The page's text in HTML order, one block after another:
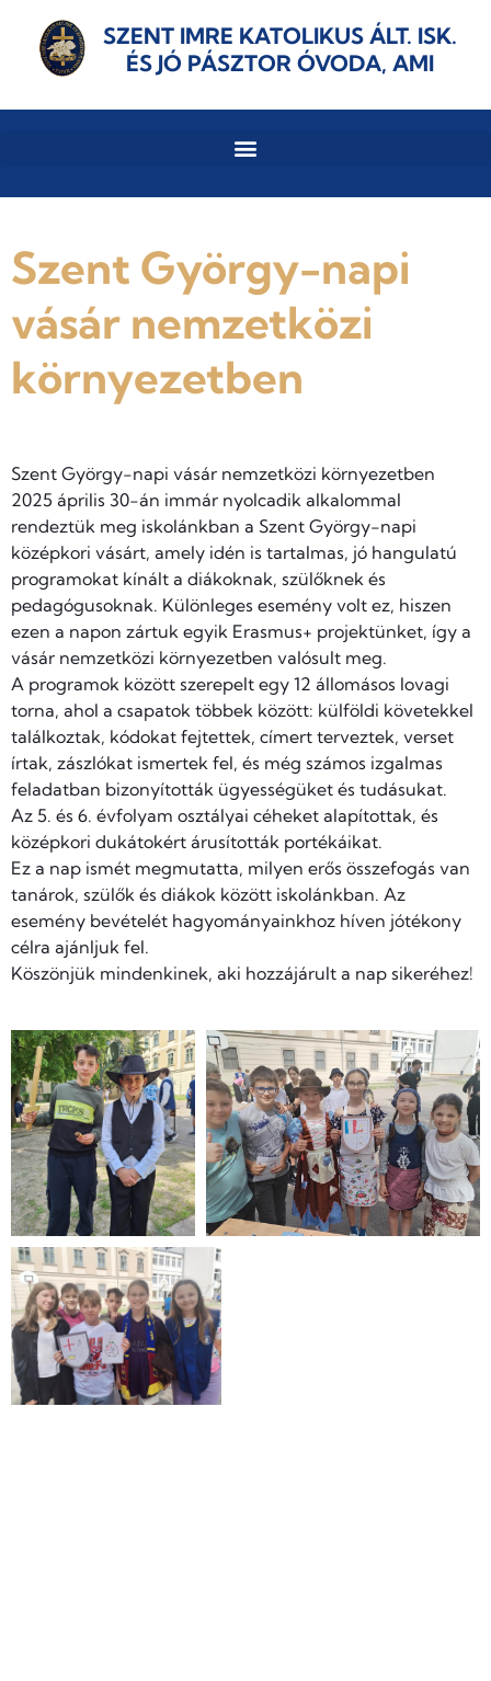
SZENT IMRE KATOLIKUS ÁLT. ISK.
ÉS JÓ PÁSZTOR ÓVODA, AMI
Szent György-napi
vásár nemzetközi
környezetben
Szent György-napi vásár nemzetközi környezetben
2025 április 30-án immár nyolcadik alkalommal
rendeztük meg iskolánkban a Szent György-napi
középkori vásárt, amely idén is tartalmas, jó hangulatú
programokat kínált a diákoknak, szülőknek és
pedagógusoknak. Különleges esemény volt ez, hiszen
ezen a napon zártuk egyik Erasmus+ projektünket, így a
vásár nemzetközi környezetben valósult meg.
A programok között szerepelt egy 12 állomásos lovagi
torna, ahol a csapatok többek között: külföldi követekkel
találkoztak, kódokat fejtettek, címert terveztek, verset
írtak, zászlókat ismertek fel, és még számos izgalmas
feladatban bizonyították ügyességüket és tudásukat.
Az 5. és 6. évfolyam osztályai céheket alapítottak, és
középkori dukátokért árusították portékáikat.
Ez a nap ismét megmutatta, milyen erős összefogás van
tanárok, szülők és diákok között iskolánkban. Az
esemény bevételét hagyományainkhoz híven jótékony
célra ajánljuk fel.
Köszönjük mindenkinek, aki hozzájárult a nap sikeréhez!